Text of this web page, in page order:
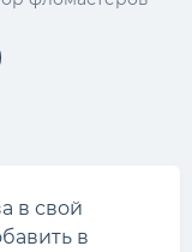
в свой
в